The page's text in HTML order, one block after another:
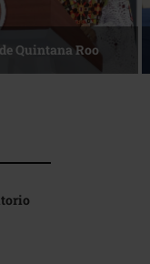
Quintana Roo